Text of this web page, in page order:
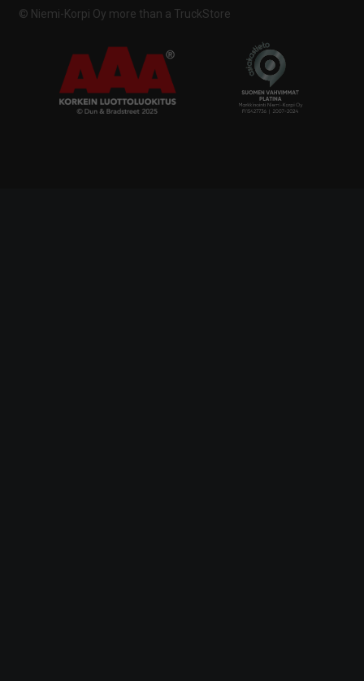
© Niemi-Korpi Oy more than a TruckStore